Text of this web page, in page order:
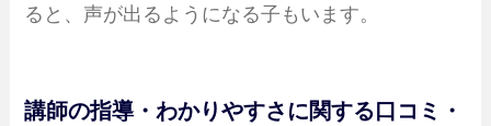
ると、声が出るようになる子もいます。
講師の指導・わかりやすさに関する口コミ・